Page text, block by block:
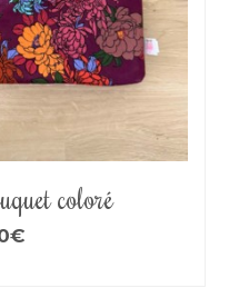
coloré
€